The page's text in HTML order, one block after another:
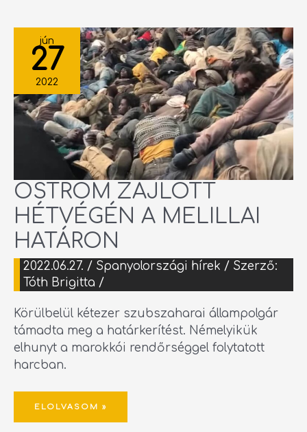
jún
27
2022
OSTROM ZAJLOTT
HÉTVÉGÉN A MELILLAI
HATÁRON
2022.06.27. / Spanyolországi hírek / Szerző:
Tóth Brigitta /
Körülbelül kétezer szubszaharai állampolgár
támadta meg a határkerítést. Némelyikük
elhunyt a marokkói rendőrséggel folytatott
harcban.
OSTROM
ZAJLOTT
HÉTVÉGÉN
A
MELILLAI
HATÁRON
ELOLVASOM »